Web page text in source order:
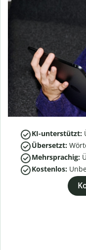
KI-unterstützt:
Übersetzt:
Mehrsprachig:
Kostenlos: